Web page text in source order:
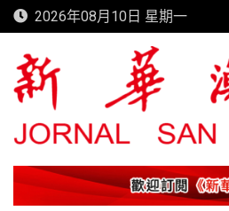
Skip
to
content
2026年08月10日 星期一
新華澳報